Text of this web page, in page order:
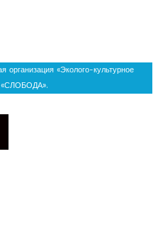
«Эколого-культурное
«СЛОБОДА».